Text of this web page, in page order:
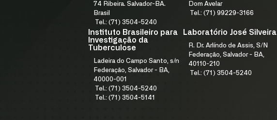
74 Ribeira. Salvador-BA.
Brasil
Tel.: (71) 3504-5240
Dom Avelar
Tel.: (71) 99229-3166
Instituto Brasileiro para
Investigação da
Tuberculose
Ladeira do Campo Santo, s/n
Federação, Salvador - BA,
40000-001
Tel.: (71) 3504-5240
Tel.: (71) 3504-5141
Laboratório José Silveira
R. Dr. Arlíndo de Assis, S/N
Federação, Salvador - BA,
40110-210
Tel.: (71) 3504-5240